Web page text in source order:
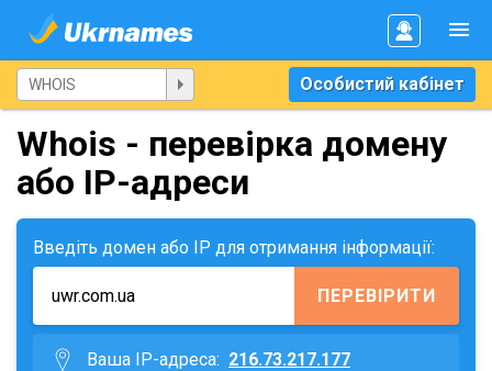
Особистий кабінет
Whois - перевірка домену
або IP-адреси
Введіть домен або IP для отримання інформації:
ПЕРЕВІРИТИ
Ваша IP-адреса: 216.73.217.177